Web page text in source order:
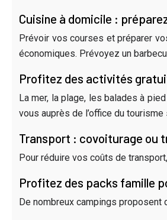
Cuisine à domicile :
Prévoir vos courses et préparer
économiques. Prévoyez un
Profitez des activités
La mer, la plage, les balades à
vous auprès de l’office du
Transport : covoiturage ou
Pour réduire vos coûts de
Profitez des packs famille
De nombreux campings